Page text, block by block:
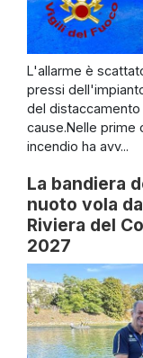
L'allarme è
pressi
del
cause.Nelle prime
incendio ha avv...
La bandiera
nuoto vola
Riviera del
2027